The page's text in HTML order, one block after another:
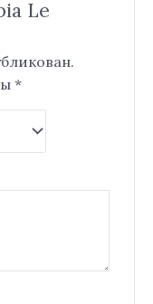
Le
*